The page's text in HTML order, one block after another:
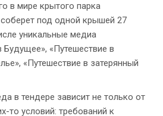
в мире крытого парка
под одной крышей 27
уникальные медиа
«Путешествие в
«Путешествие в затерянный
в тендере зависит не только от
то условий: требований к